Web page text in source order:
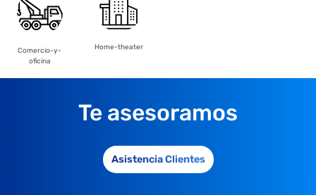
Comercio-y-
oficina
Home-theater
Te asesoramos
Asistencia Clientes